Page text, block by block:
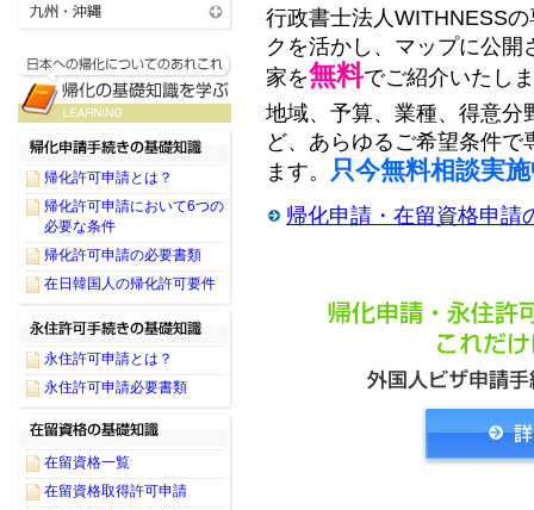
行政書士法人WITHNESS
クを活かし、マップに公開
家を無料でご紹介いたし
地域、予算、業種、得意分
ど、あらゆるご希望条件で
ます。
只今無料相談実
帰化申請・在留資格申請
帰化許可申請とは？
帰化許可申請において6つの
必要な条件
帰化許可申請の必要書類
在日韓国人の帰化許可要件
永住許可申請とは？
永住許可申請必要書類
在留資格一覧
在留資格取得許可申請